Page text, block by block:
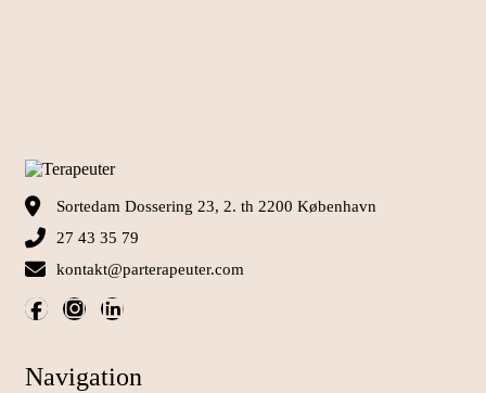
Sortedam Dossering 23, 2. th 2200 København
27 43 35 79
kontakt@parterapeuter.com
Navigation